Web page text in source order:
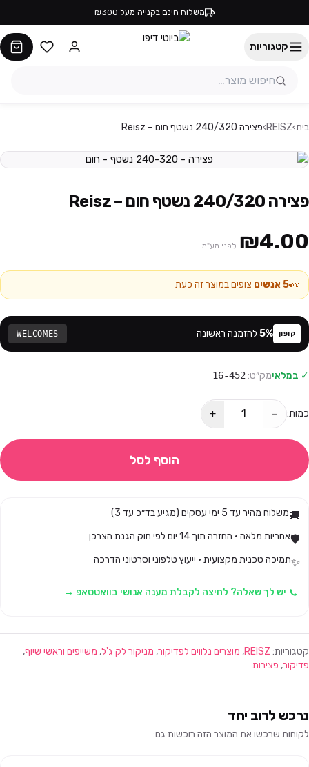
משלוח חינם בקנייה מעל ₪300
קטגוריות
בית›
REISZ
›פצירה 240/320 נשטף חום – Reisz
פצירה 240/320 נשטף חום – Reisz
₪4.00 לפני מע"מ
👀
5אנשים צופים במוצר זה כעת
קופון 5% להזמנה ראשונה WELCOMES
✓ במלאימק״ט: 16-452
כמות: −
+
הוסף לסל
🚚משלוח מהיר עד 5 ימי עסקים (מגיע בד״כ עד 3)
🛡️אחריות מלאה · החזרה תוך 14 יום לפי חוק הגנת הצרכן
✨תמיכה טכנית מקצועית · ייעוץ טלפוני וסרטוני הדרכה
יש לך שאלה? לחיצה לקבלת מענה אנושי בוואטסאפ →
קטגוריות: REISZ
, מוצרים נלווים לפדיקור, מניקור לק ג'ל, משייפים וראשי שיוף,
פדיקור, פצירות
נרכש לרוב יחד
לקוחות שרכשו את המוצר הזה רוכשות גם: